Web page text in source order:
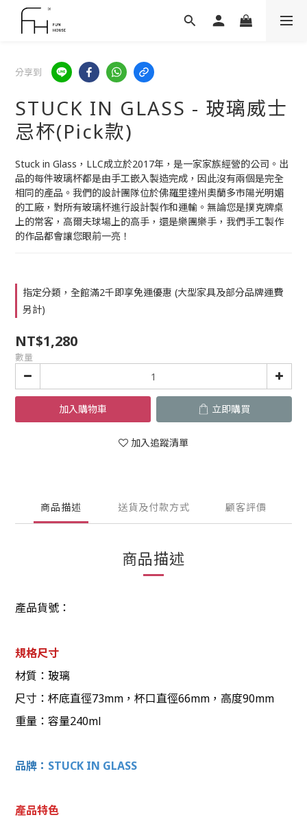
分享到
STUCK IN GLASS - 玻璃威士
忌杯(Pick款)
Stuck in Glass，LLC成立於2017年，是一家家族經營的公司。出
品的每件玻璃杯都是由手工嵌入製造完成，因此沒有兩個是完全
相同的產品。我們的設計團隊位於佛羅里達州奧蘭多市陽光明媚
的工廠，對所有玻璃杯進行設計製作和運輸。無論您是撲克牌桌
上的常客，高爾夫球場上的高手，還是樂團樂手，我們手工製作
的作品都會讓您眼前一亮！
指定分類，全館滿2千即享免運優惠 (大型家具及部分品牌運費
另計)
NT$1,280
數量
加入購物車 立即購買
加入追蹤清單
商品描述 送貨及付款方式 顧客評價
商品描述
產品貨號：
規格尺寸
材質：玻璃
尺寸：杯底直徑73mm，杯口直徑66mm，高度90mm
重量：容量240ml
品牌： STUCK IN GLASS
產品特色